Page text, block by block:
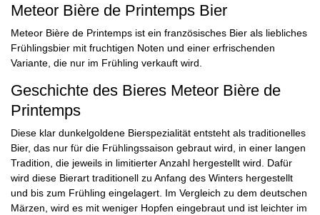
Meteor Bière de Printemps Bier
Meteor Bière de Printemps ist ein französisches Bier als liebliches
Frühlingsbier mit fruchtigen Noten und einer erfrischenden
Variante, die nur im Frühling verkauft wird.
Geschichte des Bieres Meteor Bière de
Printemps
Diese klar dunkelgoldene Bierspezialität entsteht als traditionelles
Bier, das nur für die Frühlingssaison gebraut wird, in einer langen
Tradition, die jeweils in limitierter Anzahl hergestellt wird. Dafür
wird diese Bierart traditionell zu Anfang des Winters hergestellt
und bis zum Frühling eingelagert. Im Vergleich zu dem deutschen
Märzen, wird es mit weniger Hopfen eingebraut und ist leichter im